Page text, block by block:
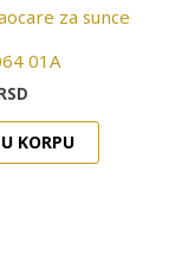
01A
KORPU